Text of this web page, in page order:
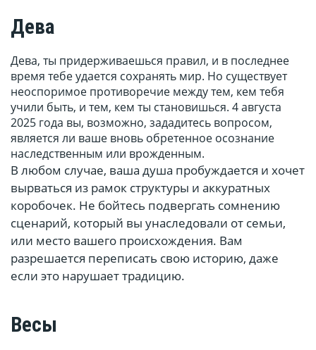
Дева
Дева, ты придерживаешься правил, и в последнее
время тебе удается сохранять мир. Но существует
неоспоримое противоречие между тем, кем тебя
учили быть, и тем, кем ты становишься. 4 августа
2025 года вы, возможно, зададитесь вопросом,
является ли ваше вновь обретенное осознание
наследственным или врожденным.
В любом случае, ваша душа пробуждается и хочет
вырваться из рамок структуры и аккуратных
коробочек. Не бойтесь подвергать сомнению
сценарий, который вы унаследовали от семьи,
или место вашего происхождения. Вам
разрешается переписать свою историю, даже
если это нарушает традицию.
Весы